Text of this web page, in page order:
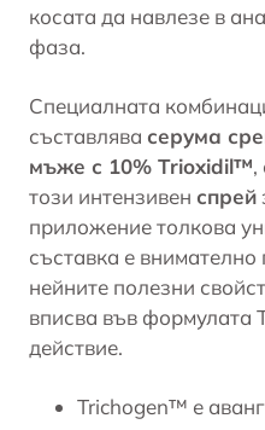
косата да навлезе в
фаза.
Специалната
съставлява серума
мъже с 10% Trioxidil™,
този интензивен спрей
приложение толкова
съставка е
нейните полезни
вписва във формулата
действие.
Trichogen™ е